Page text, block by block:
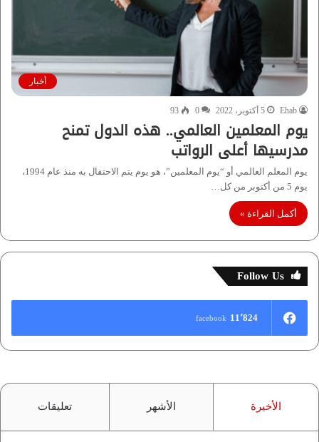
أخبار
Ehab 5 أكتوبر، 2022 0
93
يوم المعلمين العالمي.. هذه الدول تمنح
مدرسيها أعلى الرواتب
يوم المعلم العالمي أو “يوم المعلمين”، هو يوم يتم الاحتفال به منذ عام 1994،
يوم 5 من أكتوبر من كل…
أكمل القراءة »
Follow Us
11٬824 facebook
الأخيرة الأشهر تعليقات